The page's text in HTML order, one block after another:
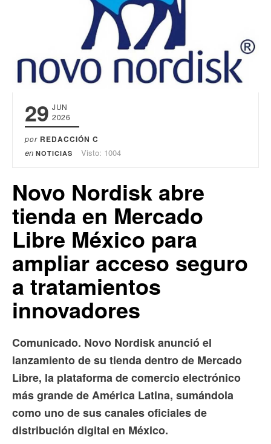
29 JUN
2026
por REDACCIÓN C
en NOTICIAS Visto: 1004
Novo Nordisk abre
tienda en Mercado
Libre México para
ampliar acceso seguro
a tratamientos
innovadores
Comunicado. Novo Nordisk anunció el
lanzamiento de su tienda dentro de Mercado
Libre, la plataforma de comercio electrónico
más grande de América Latina, sumándola
como uno de sus canales oficiales de
distribución digital en México.